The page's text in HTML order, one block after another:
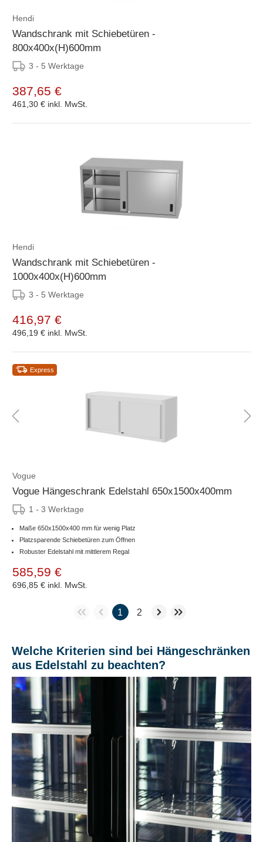
Hendi
Wandschrank mit Schiebetüren -
800x400x(H)600mm
3 - 5 Werktage
387,65 €
461,30 € inkl. MwSt.
Hendi
Wandschrank mit Schiebetüren -
1000x400x(H)600mm
3 - 5 Werktage
416,97 €
496,19 € inkl. MwSt.
Express
Vogue
Vogue Hängeschrank Edelstahl 650x1500x400mm
1 - 3 Werktage
Maße 650x1500x400 mm für wenig Platz
Platzsparende Schiebetüren zum Öffnen
Robuster Edelstahl mit mittlerem Regal
585,59 €
696,85 € inkl. MwSt.
1 2
Welche Kriterien sind bei Hängeschränken
aus Edelstahl zu beachten?